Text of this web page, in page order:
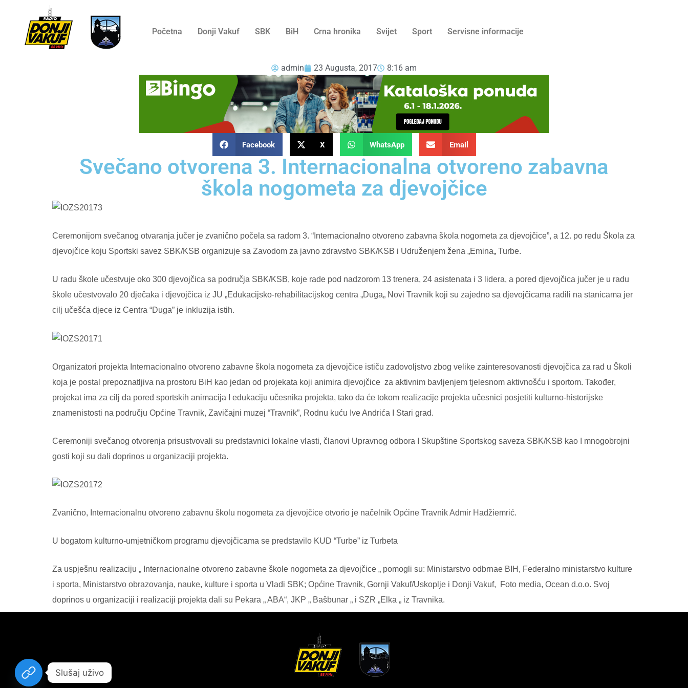
Početna Donji Vakuf SBK BiH Crna hronika Svijet Sport Servisne informacije
admin 23 Augusta, 2017 8:16 am
Facebook X WhatsApp Email
Svečano otvorena 3. Internacionalna otvoreno zabavna
škola nogometa za djevojčice
Ceremonijom svečanog otvaranja jučer je zvanično počela sa radom 3. “Internacionalno otvoreno zabavna škola nogometa za djevojčice”, a 12. po redu Škola za
djevojčice koju Sportski savez SBK/KSB organizuje sa Zavodom za javno zdravstvo SBK/KSB i Udruženjem žena „Emina„ Turbe.
U radu škole učestvuje oko 300 djevojčica sa područja SBK/KSB, koje rade pod nadzorom 13 trenera, 24 asistenata i 3 lidera, a pored djevojčica jučer je u radu
škole učestvovalo 20 dječaka i djevojčica iz JU „Edukacijsko-rehabilitacijskog centra „Duga„ Novi Travnik koji su zajedno sa djevojčicama radili na stanicama jer
cilj učešća djece iz Centra “Duga” je inkluzija istih.
Organizatori projekta Internacionalno otvoreno zabavne škola nogometa za djevojčice ističu zadovoljstvo zbog velike zainteresovanosti djevojčica za rad u Školi
koja je postal prepoznatljiva na prostoru BiH kao jedan od projekata koji animira djevojčice za aktivnim bavljenjem tjelesnom aktivnošću i sportom. Također,
projekat ima za cilj da pored sportskih animacija I edukaciju učesnika projekta, tako da će tokom realizacije projekta učesnici posjetiti kulturno-historijske
znamenistosti na području Općine Travnik, Zavičajni muzej “Travnik”, Rodnu kuću Ive Andrića I Stari grad.
Ceremoniji svečanog otvorenja prisustvovali su predstavnici lokalne vlasti, članovi Upravnog odbora I Skupštine Sportskog saveza SBK/KSB kao I mnogobrojni
gosti koji su dali doprinos u organizaciji projekta.
Zvanično, Internacionalnu otvoreno zabavnu školu nogometa za djevojčice otvorio je načelnik Općine Travnik Admir Hadžiemrić.
U bogatom kulturno-umjetničkom programu djevojčicama se predstavilo KUD “Turbe” iz Turbeta
Za uspješnu realizaciju „ Internacionalne otvoreno zabavne škole nogometa za djevojčice „ pomogli su: Ministarstvo odbrnae BIH, Federalno ministarstvo kulture
i sporta, Ministarstvo obrazovanja, nauke, kulture i sporta u Vladi SBK; Općine Travnik, Gornji Vakuf/Uskoplje i Donji Vakuf, Foto media, Ocean d.o.o. Svoj
doprinos u organizaciji i realizaciji projekta dali su Pekara „ ABA“, JKP „ Bašbunar „ i SZR „Elka „ iz Travnika.
Slušaj uživo